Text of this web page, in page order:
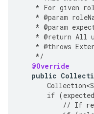
* For given
* @param
* @param
* @return All
* @throws
*/
@Override
public
if (
// If